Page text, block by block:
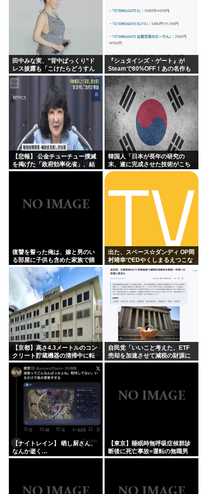
深憶聖装『宿業に叛する吸血女
田中みな実、”背中ぱっくり”ド
レス披露も「こけたらどうすん
の？」10cm超ヒールに心配続
出…妊婦期間も”おしゃれ優
先”で問われた意識
『シュタインズ・ゲート』が
Steamで80%OFF！あの名作も
セール中！ケンモメン…急
げ…！
【悲報】 公金チューチュー撲滅
を掲げた「政府効率化省」、結
局なにもできなかった 利権には
韓国人「日本が長年の研究の
末、遂に完成させた技術がこち
ら…」→「これって何とか真似
復讐を誓った俺は、嫁と男のい
る部屋に子供も含めた家族で踏
み込んだ。ベッドの上で全ネ果
のまま起きあがった妻。気が狂
ったように悲鳴を上げ続け...
出た、スペース☆ダンディ OP岡
村靖幸でEDやくしまるえつこな
のに内容が意味不明なアニメ
【京都】高さ4.3メートルのコン
クリート貯蔵機器の清掃中に転
落し男性死亡、伏見区の工場
自民党「いいこと考えた、ETF
売却を加速させて減税の財源に
しよう」
【ナイトレイン】 晒し厨さん、
なんか逝く…
【東京】睡眠時無呼吸症候群診
断後に死亡事故=運転の無職男
（34）、独断で治療中断-危険運